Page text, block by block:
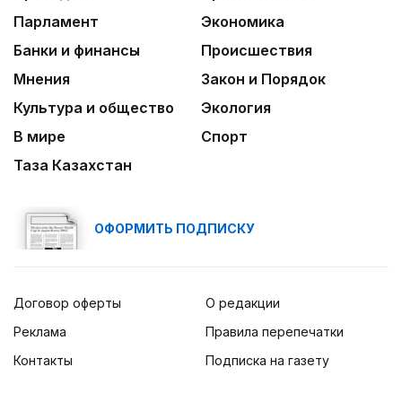
Не хочется уезжать
Банки и финансы
Происшествия
Мнения
Закон и Порядок
Культура и общество
Экология
В мире
Спорт
Таза Казахстан
Реклама
Контакты
Правила перепечатки
Подписка на газету